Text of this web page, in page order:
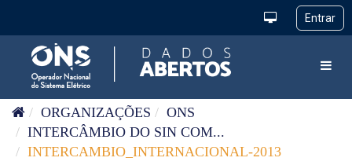
ORGANIZAÇÕES
ONS
INTERCÂMBIO DO SIN COM...
INTERCAMBIO_INTERNACIONAL-2013